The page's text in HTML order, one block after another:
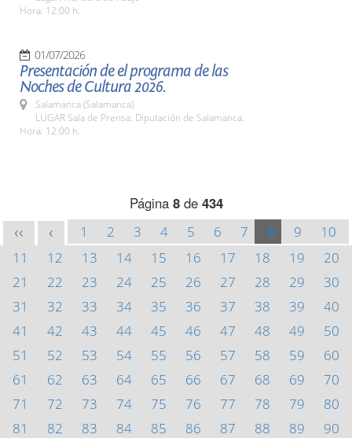
Hora: 12:00 h.
01/07/2026
Presentación de el programa de las
Noches de Cultura 2026.
Salamanca (Salamanca)
LUGAR Sala de Prensa. Diputación de Salamanca.
Hora: 12:00 h.
Página 8de 434
<< < 1 2 3 4 5 6 7 8 9
10
11
12 13 14 15 16 17 18 19
20
21
22 23 24 25 26 27 28 29
30
31
32 33 34 35 36 37 38 39
40
41
42 43 44 45 46 47 48 49
50
51
52 53 54 55 56 57 58 59
60
61
62 63 64 65 66 67 68 69
70
71
72 73 74 75 76 77 78 79
80
81
82 83 84 85 86 87 88 89
90